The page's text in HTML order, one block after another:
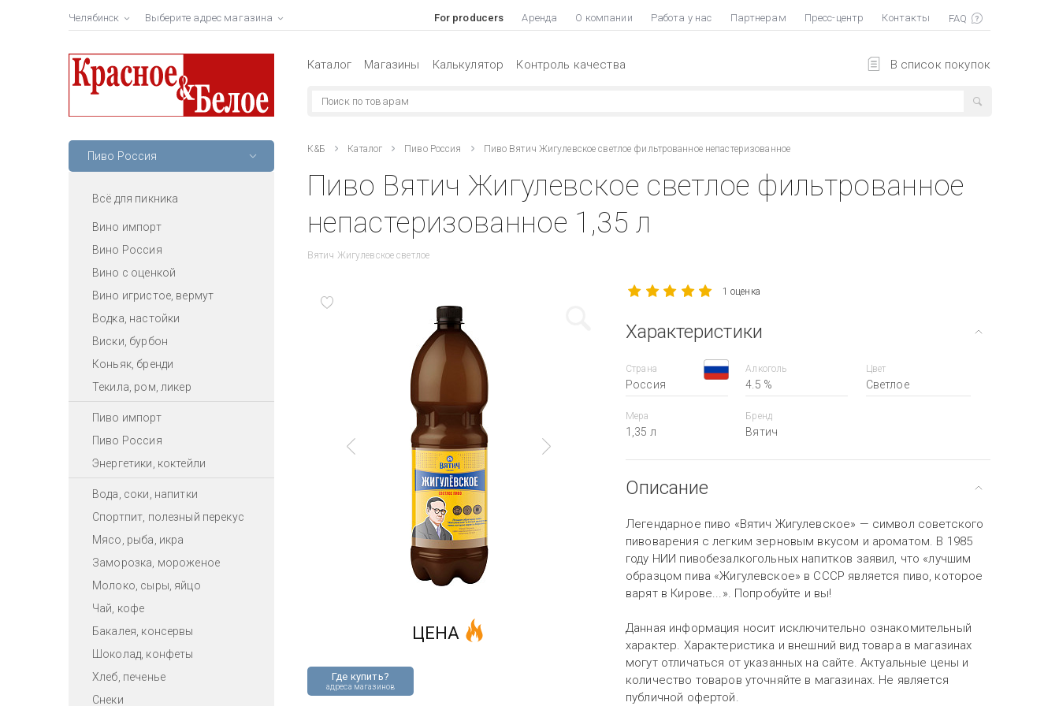
Челябинск Выберите адрес магазина For producers Аренда О компании Работа у нас Партнерам Пресс-центр Контакты
В список покупок
Каталог Магазины Калькулятор Контроль качества
Пиво Россия
Всё для пикника
Вино импорт
Вино Россия
Вино с оценкой
Вино игристое, вермут
Водка, настойки
Виски, бурбон
Коньяк, бренди
Текила, ром, ликер
Пиво импорт
Пиво Россия
Энергетики, коктейли
Вода, соки, напитки
Спортпит, полезный перекус
Мясо, рыба, икра
Заморозка, мороженое
Молоко, сыры, яйцо
Чай, кофе
Бакалея, консервы
Шоколад, конфеты
Хлеб, печенье
Снеки
К&Б Каталог Пиво Россия Пиво Вятич Жигулевское светлое фильтрованное непастеризованное
Пиво Вятич Жигулевское светлое фильтрованное
непастеризованное 1,35 л
Вятич Жигулевское светлое
Где купить?
адреса магазинов
ЦЕНА
1 оценка
Характеристики
Страна
Россия
Алкоголь
4.5 %
Цвет
Светлое
Мера
1,35 л
Бренд
Вятич
Описание
Легендарное пиво «Вятич Жигулевское» — символ советского
пивоварения с легким зерновым вкусом и ароматом. В 1985
году НИИ пивобезалкогольных напитков заявил, что «лучшим
образцом пива «Жигулевское» в СССР является пиво, которое
варят в Кирове...». Попробуйте и вы!
Данная информация носит исключительно ознакомительный
характер. Характеристика и внешний вид товара в магазинах
могут отличаться от указанных на сайте. Актуальные цены и
количество товаров уточняйте в магазинах. Не является
публичной офертой.